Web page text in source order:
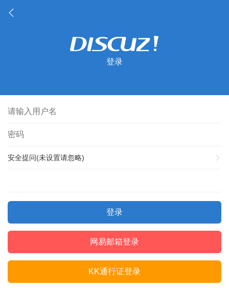
登录
安全提问(未设置请忽略)
登录
网易邮箱登录
KK通行证登录